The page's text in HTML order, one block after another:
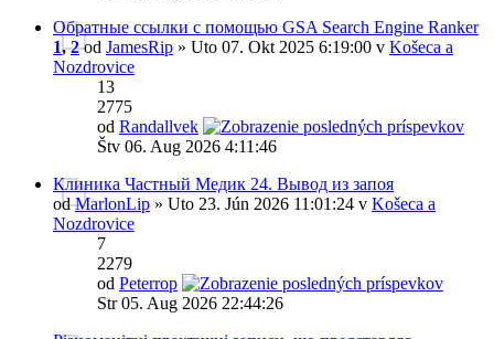
Обратные ссылки с помощью GSA Search Engine Ranker
1,2od JamesRip » Uto 07. Okt 2025 6:19:00 v Košeca a
Nozdrovice
13
2775
od Randallvek
Štv 06. Aug 2026 4:11:46
Клиника Частный Медик 24. Вывод из запоя
odMarlonLip » Uto 23. Jún 2026 11:01:24 v Košeca a
Nozdrovice
7
2279
od Peterrop
Str 05. Aug 2026 22:44:26